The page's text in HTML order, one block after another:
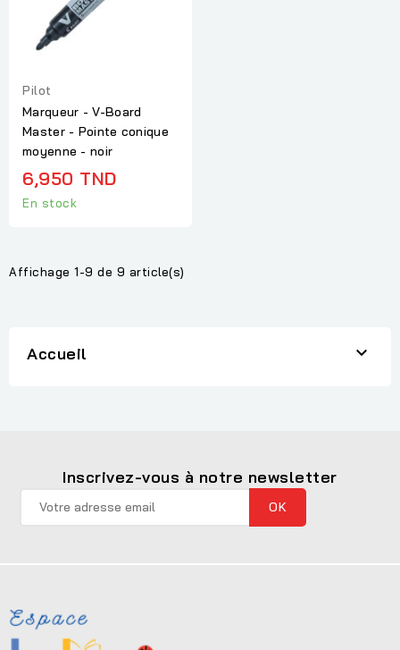
Pilot
Marqueur - V-Board
Master - Pointe conique
moyenne - noir
6,950 TND
En stock
Affichage 1-9 de 9 article(s)
Accueil 
Inscrivez-vous à notre newsletter